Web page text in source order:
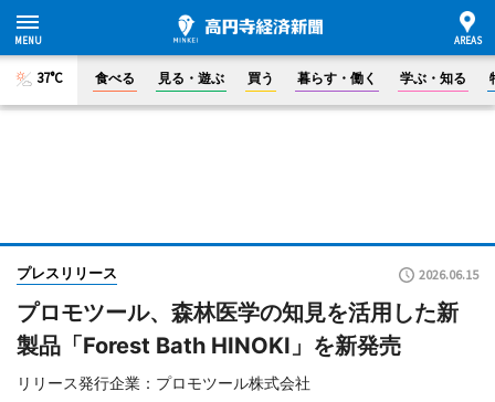
37°C 食べる 見る・遊ぶ 買う 暮らす・働く 学ぶ・知る
プレスリリース 2026.06.15
プロモツール、森林医学の知見を活用した新
製品「Forest Bath HINOKI」を新発売
リリース発行企業：プロモツール株式会社